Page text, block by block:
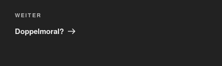
Nächster
Beitrag
WEITER
Doppelmoral?